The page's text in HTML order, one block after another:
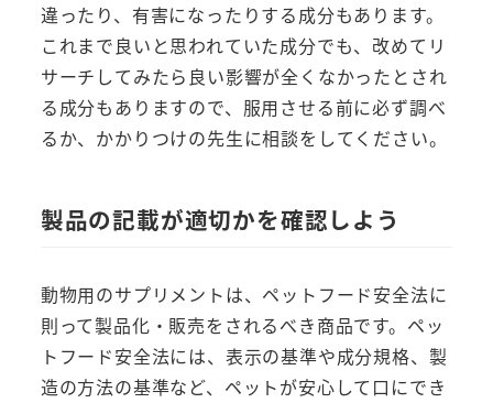
違ったり、有害になったりする成分もあります。
これまで良いと思われていた成分でも、改めてリ
サーチしてみたら良い影響が全くなかったとされ
る成分もありますので、服用させる前に必ず調べ
るか、かかりつけの先生に相談をしてください。
製品の記載が適切かを確認しよう
動物用のサプリメントは、ペットフード安全法に
則って製品化・販売をされるべき商品です。ペッ
トフード安全法には、表示の基準や成分規格、製
造の方法の基準など、ペットが安心して口にでき